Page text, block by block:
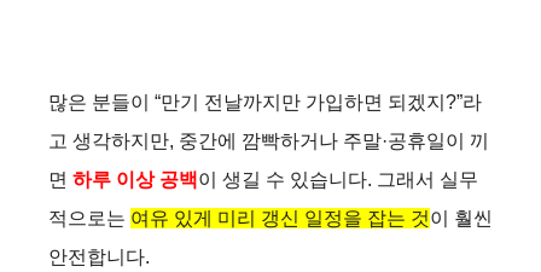
많은 분들이 “만기 전날까지만 가입하면 되겠지?”라
고 생각하지만, 중간에 깜빡하거나 주말·공휴일이 끼
면 하루 이상 공백이 생길 수 있습니다. 그래서 실무
적으로는 여유 있게 미리 갱신 일정을 잡는 것이 훨씬
안전합니다.